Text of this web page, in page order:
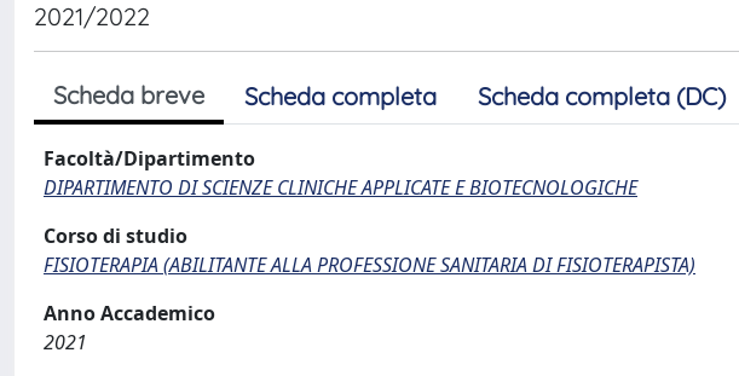
2021/2022
Scheda breve Scheda completa Scheda completa (DC)
Facoltà/Dipartimento
DIPARTIMENTO DI SCIENZE CLINICHE APPLICATE E BIOTECNOLOGICHE
Corso di studio
FISIOTERAPIA (ABILITANTE ALLA PROFESSIONE SANITARIA DI FISIOTERAPISTA)
Anno Accademico
2021